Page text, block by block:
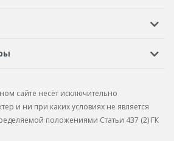
программа
сайте несёт исключительно
и ни при каких условиях не является
положениями Статьи 437 (2) ГК